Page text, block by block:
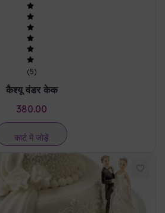
कैश्यू वंडर केक
380.00
कार्ट में जोड़ें
टुगेदर फॉरएवर
3738.00